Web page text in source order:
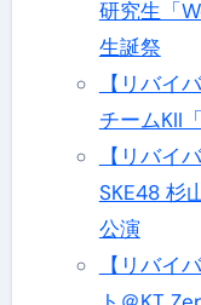
研究生「
生誕祭
【リバイ
チームKII
【リバイ
SKE48 杉
公演
【リバイ